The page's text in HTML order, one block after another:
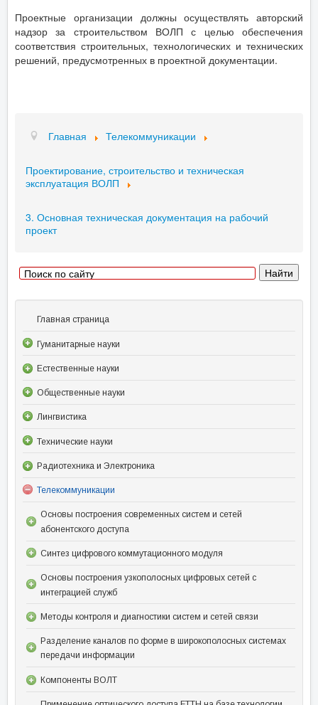
Проектные организации должны осуществлять авторский
надзор за строительством ВОЛП с целью обеспечения
соответствия строительных, технологических и технических
решений, предусмотренных в проектной документации.
Главная Телекоммуникации
Проектирование, строительство и техническая
эксплуатация ВОЛП
3. Основная техническая документация на рабочий
проект
Главная страница
Гуманитарные науки
Естественные науки
Общественные науки
Лингвистика
Технические науки
Радиотехника и Электроника
Телекоммуникации
Основы построения современных систем и сетей
абонентского доступа
Синтез цифрового коммутационного модуля
Основы построения узкополосных цифровых сетей с
интеграцией служб
Методы контроля и диагностики систем и сетей связи
Разделение каналов по форме в широкополосных системах
передачи информации
Компоненты ВОЛТ